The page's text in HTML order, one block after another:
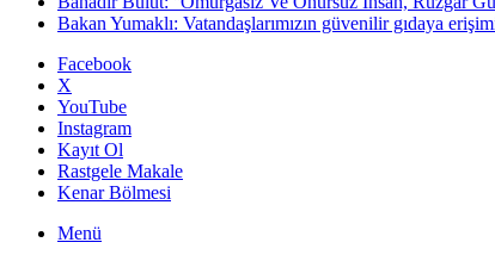
Bakan Yumaklı: Vatandaşlarımızın güvenilir gıdaya
Facebook
X
YouTube
Instagram
Kayıt Ol
Rastgele Makale
Kenar Bölmesi
Menü